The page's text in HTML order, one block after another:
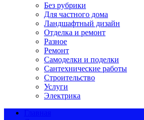
Без рубрики
Для частного дома
Ландшафтный дизайн
Отделка и ремонт
Разное
Ремонт
Самоделки и поделки
Сантехнические работы
Строительство
Услуги
Электрика